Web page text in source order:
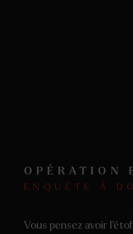
OPÉRATION
ENQUÊTE À
Vous pensez avoir